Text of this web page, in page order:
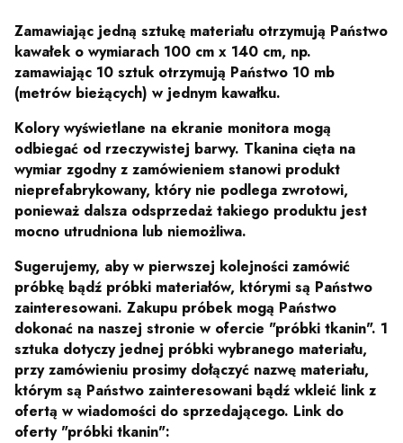
Zamawiając jedną sztukę materiału otrzymują Państwo
kawałek o wymiarach 100 cm x 140 cm, np.
zamawiając 10 sztuk otrzymują Państwo 10 mb
(metrów bieżących) w jednym kawałku.
Kolory wyświetlane na ekranie monitora mogą
odbiegać od rzeczywistej barwy. Tkanina cięta na
wymiar zgodny z zamówieniem stanowi produkt
nieprefabrykowany, który nie podlega zwrotowi,
ponieważ dalsza odsprzedaż takiego produktu jest
mocno utrudniona lub niemożliwa.
Sugerujemy, aby w pierwszej kolejności zamówić
próbkę bądź próbki materiałów, którymi są Państwo
zainteresowani. Zakupu próbek mogą Państwo
dokonać na naszej stronie w ofercie "próbki tkanin". 1
sztuka dotyczy jednej próbki wybranego materiału,
przy zamówieniu prosimy dołączyć nazwę materiału,
którym są Państwo zainteresowani bądź wkleić link z
ofertą w wiadomości do sprzedającego. Link do
oferty "próbki tkanin":